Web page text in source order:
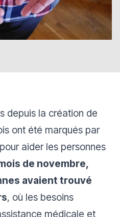
depuis la création de
ont été marqués par
aider les personnes
de novembre,
avaient trouvé
, où les besoins
médicale et